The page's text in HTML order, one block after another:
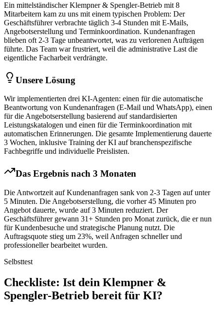
Ein mittelständischerKlempner & Spengler-Betrieb mit 8
Mitarbeitern kam zu uns mit einem typischen Problem: Der
Geschäftsführer verbrachte täglich 3-4 Stunden mit E-Mails,
Angebotserstellung und Terminkoordination. Kundenanfragen
blieben oft 2-3 Tage unbeantwortet, was zu verlorenen Aufträgen
führte. Das Team war frustriert, weil die administrative Last die
eigentliche Facharbeit verdrängte.
Unsere Lösung
Wir implementierten drei KI-Agenten: einen für die automatische
Beantwortung von Kundenanfragen (E-Mail und WhatsApp), einen
für die Angebotserstellung basierend auf standardisierten
Leistungskatalogen und einen für die Terminkoordination mit
automatischen Erinnerungen. Die gesamte Implementierung dauerte
3 Wochen, inklusive Training der KI auf branchenspezifische
Fachbegriffe und individuelle Preislisten.
Das Ergebnis nach 3 Monaten
Die Antwortzeit auf Kundenanfragen sank von 2-3 Tagen auf unter
5 Minuten. Die Angebotserstellung, die vorher 45 Minuten pro
Angebot dauerte, wurde auf 3 Minuten reduziert. Der
Geschäftsführer gewann 31+ Stunden pro Monat zurück, die er nun
für Kundenbesuche und strategische Planung nutzt. Die
Auftragsquote stieg um 23%, weil Anfragen schneller und
professioneller bearbeitet wurden.
Selbsttest
Checkliste: Ist dein Klempner &
Spengler-Betrieb bereit für KI?